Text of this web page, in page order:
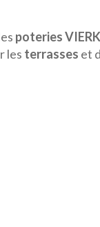
poteries
les terrasses et